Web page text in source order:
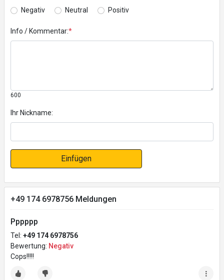
Negativ
Neutral Positiv
Info / Kommentar:*
600
Ihr Nickname:
Einfügen
+49 174 6978756 Meldungen
Pppppp
Tel: +49 174 6978756
Bewertung: Negativ
Cops!!!!!